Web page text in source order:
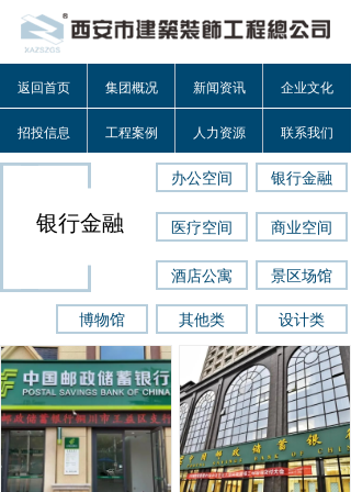
返回首页 集团概况 新闻资讯 企业文化
招投信息 工程案例 人力资源 联系我们
银行金融
银行金融
办公空间
医疗空间 商业空间
酒店公寓 景区场馆
其他类 设计类
博物馆